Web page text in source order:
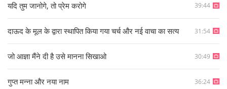
यदि तुम जानोगे, तो प्रेम करोगे 39:44
दाऊद के मूल के द्वारा स्थापित किया गया चर्च और नई वाचा का सत्य 31:54
जो आज्ञा मैंने दी है उसे मानना सिखाओ 30:49
गुप्त मन्ना और नया नाम 36:24